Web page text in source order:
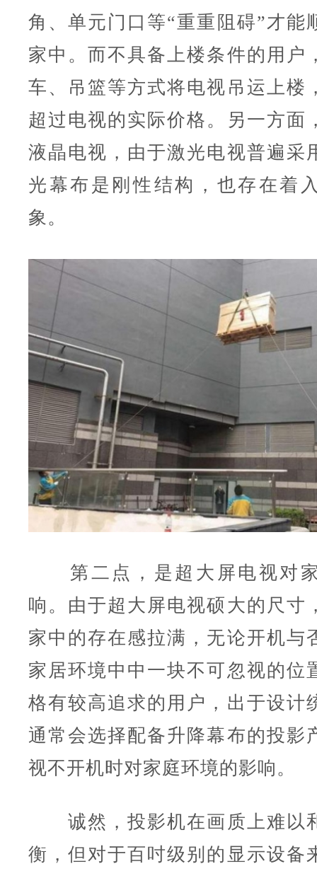
角、单元门口等“重重阻碍”才能
家中。而不具备上楼条件的用户
车、吊篮等方式将电视吊运上楼
超过电视的实际价格。另一方面
液晶电视，由于激光电视普遍采
光幕布是刚性结构，也存在着
象。
第二点，是超大屏电视对
响。由于超大屏电视硕大的尺寸
家中的存在感拉满，无论开机与
家居环境中中一块不可忽视的位
格有较高追求的用户，出于设计
通常会选择配备升降幕布的投影
视不开机时对家庭环境的影响。
诚然，投影机在画质上难以
衡，但对于百吋级别的显示设备